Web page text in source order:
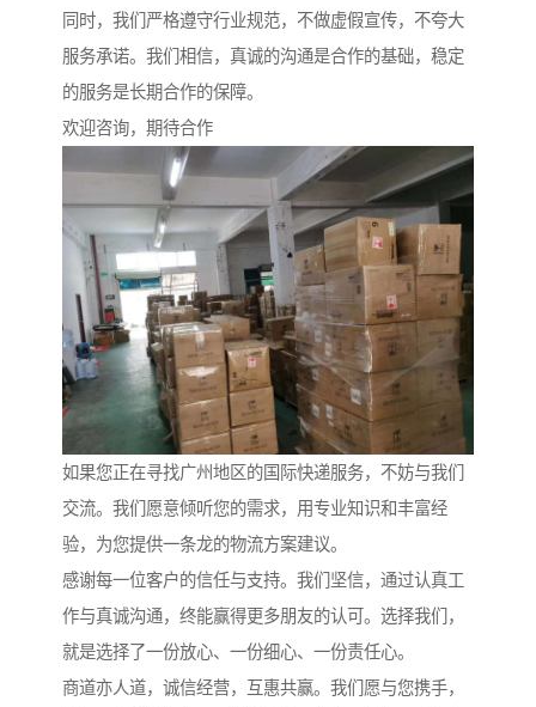
同时，我们严格遵守行业规范，不做虚假宣传，不夸大
服务承诺。我们相信，真诚的沟通是合作的基础，稳定
的服务是长期合作的保障。
欢迎咨询，期待合作
如果您正在寻找广州地区的国际快递服务，不妨与我们
交流。我们愿意倾听您的需求，用专业知识和丰富经
验，为您提供一条龙的物流方案建议。
感谢每一位客户的信任与支持。我们坚信，通过认真工
作与真诚沟通，终能赢得更多朋友的认可。选择我们，
就是选择了一份放心、一份细心、一份责任心。
商道亦人道，诚信经营，互惠共赢。我们愿与您携手，